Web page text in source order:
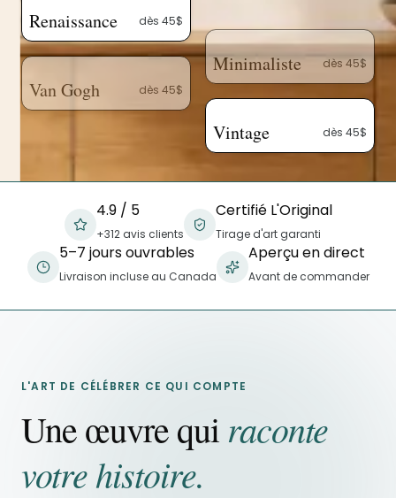
Renaissance dès 45$
Van Gogh dès 45$
Minimaliste dès 45$
Vintage dès 45$
4.9 / 5
+312 avis clients
Certifié L'Original
Tirage d'art garanti
5–7 jours ouvrables
Livraison incluse au Canada
Aperçu en direct
Avant de commander
L'ART DE CÉLÉBRER CE QUI COMPTE
Une œuvre qui raconte
votre histoire.